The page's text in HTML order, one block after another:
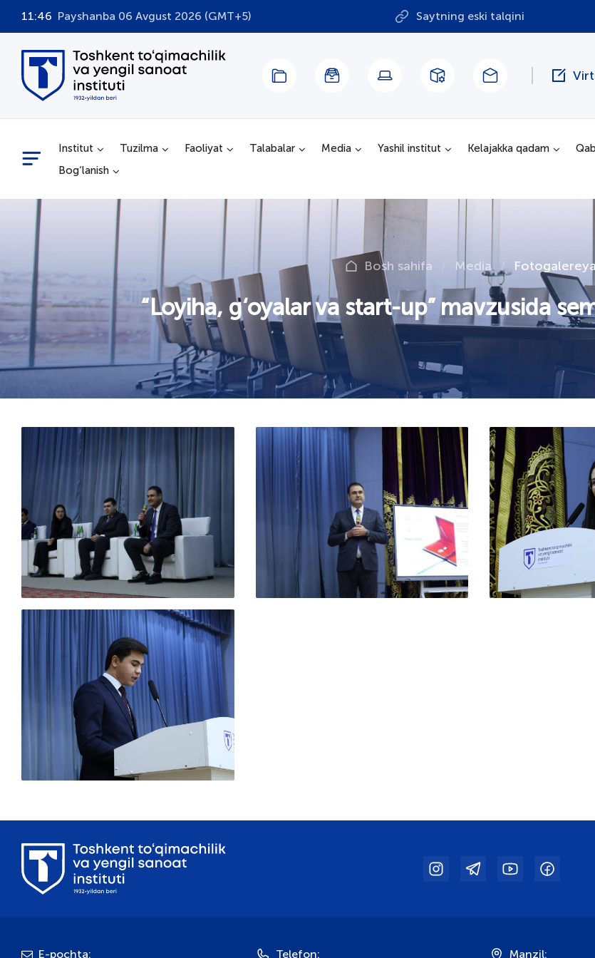
11:46 Payshanba 06 Avgust 2026 (GMT+5) Saytning eski talqini
Institut Tuzilma Faoliyat Talabalar Media Yashil institut Kelajakka qadam
Bog‘lanish
Bosh sahifa Media Fotogalereya
“Loyiha, g‘oyalar va start-up” mavzusida
E-pochta: Telefon: Manzil: